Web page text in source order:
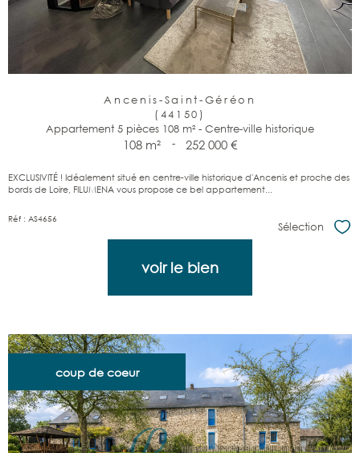
Ancenis-Saint-Géréon
(44150)
Appartement 5 pièces 108 m² - Centre-ville historique
108 m² - 252 000 €
EXCLUSIVITÉ ! Idéalement situé en centre-ville historique d'Ancenis et proche des
bords de Loire, FILUMENA vous propose ce bel appartement...
Réf : AS4656
Sélection
voir le bien
coup de coeur